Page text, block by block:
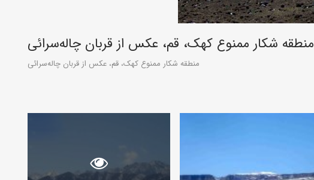
منطقه شکار ممنوع کهک، قم، عکس از قربان چاله‌سرائی
منطقه شکار ممنوع کهک، قم، عکس از قربان چاله‌سرائی